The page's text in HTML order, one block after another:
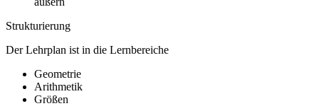
Strukturierung
Der Lehrplan ist in die Lernbereiche
Geometrie
Arithmetik
Größen